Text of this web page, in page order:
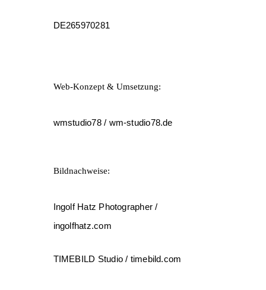
DE265970281
Web-Konzept & Umsetzung:
wmstudio78 / wm-studio78.de
Bildnachweise:
Ingolf Hatz Photographer /
ingolfhatz.com
TIMEBILD Studio / timebild.com